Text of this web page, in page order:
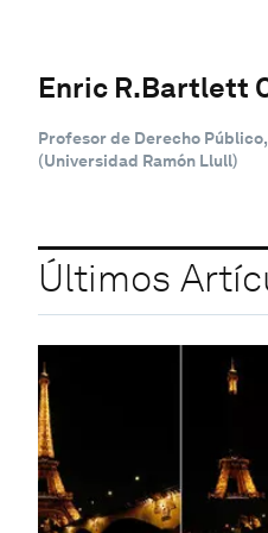
Enric R.Bartlett
Profesor de Derecho Público,
(Universidad Ramón Llull)
Últimos